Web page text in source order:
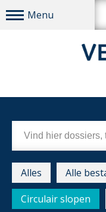
Alles Alle
Circulair slopen